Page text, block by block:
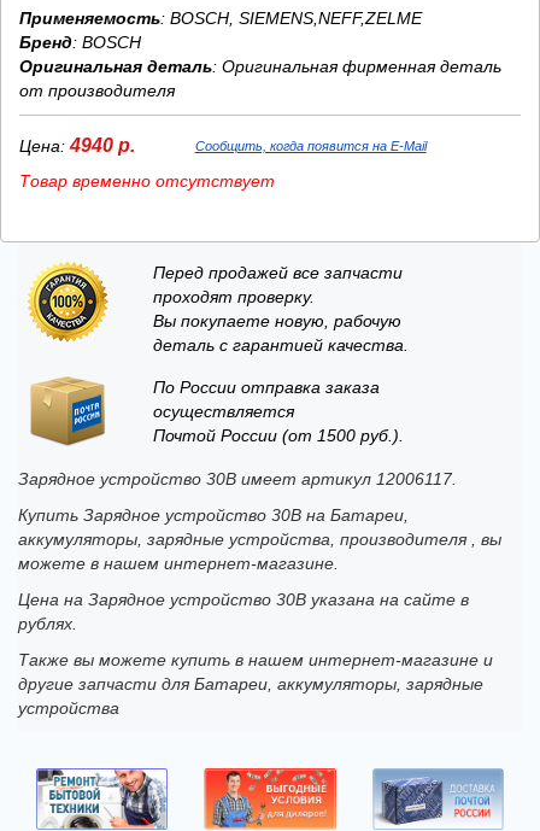
Применяемость: BOSCH, SIEMENS,NEFF,ZELME
Бренд: BOSCH
Оригинальная деталь: Оригинальная фирменная деталь
от производителя
Цена:4940 р. Сообщить, когда появится на E-Mail
Товар временно отсутствует
Перед продажей все запчасти
проходят проверку.
Вы покупаете новую, рабочую
деталь с гарантией качества.
По России отправка заказа
осуществляется
Почтой России (от 1500 руб.).
Зарядное устройство 30В имеет артикул 12006117.
Купить Зарядное устройство 30В на Батареи,
аккумуляторы, зарядные устройства, производителя , вы
можете в нашем интернет-магазине.
Цена на Зарядное устройство 30В указана на сайте в
рублях.
Также вы можете купить в нашем интернет-магазине и
другие запчасти для Батареи, аккумуляторы, зарядные
устройства